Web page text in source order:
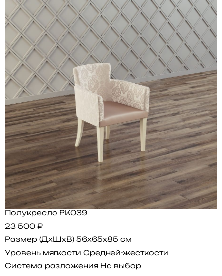
Полукресло PK039
23 500 ₽
Размер (ДхШхВ) 56x65x85 см
Уровень мягкости Средней-жесткости
Система разложения На выбор